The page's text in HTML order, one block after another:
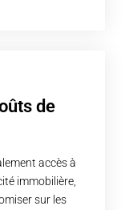
de
accès à
immobilière,
sur les